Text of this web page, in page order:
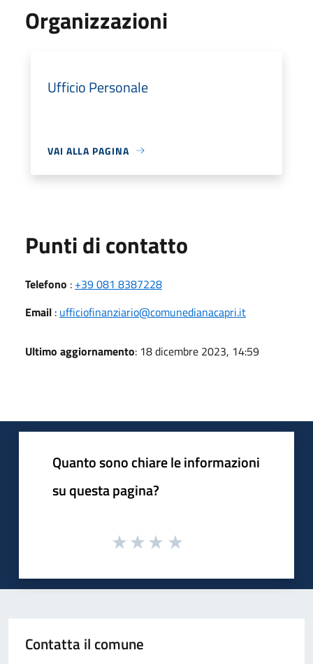
Organizzazioni
Ufficio Personale
VAI ALLA PAGINA
Punti di contatto
Telefono : +39 081 8387228
Email : ufficiofinanziario@comunedianacapri.it
Ultimo aggiornamento: 18 dicembre 2023, 14:59
Quanto sono chiare le informazioni
su questa pagina?
Contatta il comune